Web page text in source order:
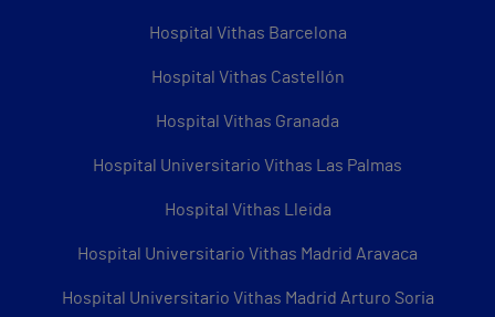
Hospital Vithas Barcelona
Hospital Vithas Castellón
Hospital Vithas Granada
Hospital Universitario Vithas Las Palmas
Hospital Vithas Lleida
Hospital Universitario Vithas Madrid Aravaca
Hospital Universitario Vithas Madrid Arturo Soria